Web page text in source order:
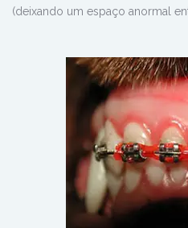
(deixando um espaço anormal